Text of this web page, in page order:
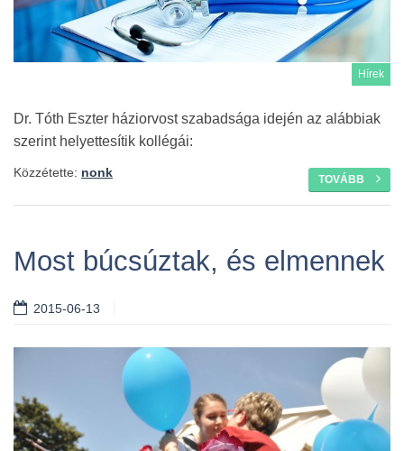
Hírek
Dr. Tóth Eszter háziorvost szabadsága idején az alábbiak
szerint helyettesítik kollégái:
TOVÁBB
Közzétette: nonk
Most búcsúztak, és elmennek
2015-06-13